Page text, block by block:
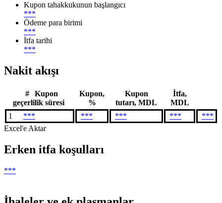
Kupon tahakkukunun başlangıcı
***
Ödeme para birimi
***
İtfa tarihi
***
Nakit akışı
#
Kupon
geçerlilik süresi
Kupon,
%
Kupon
tutarı, MDL
İtfa,
MDL
1
*** *** *** ***
***
Excel'e Aktar
Erken itfa koşulları
***